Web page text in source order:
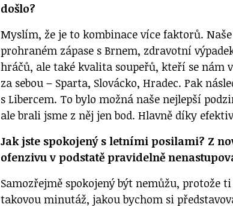
došlo?
Myslím, že je to kombinace více faktorů.
prohraném zápase s Brnem, zdravotní
hráčů, ale také kvalita soupeřů, kteří se nám
za sebou – Sparta, Slovácko, Hradec. Pak
s Libercem. To bylo možná naše nejlepší
ale brali jsme z něj jen bod. Hlavně díky
Jak jste spokojený s letními posilami? Z
ofenzivu v podstatě pravidelně
Samozřejmě spokojený být nemůžu, protože
takovou minutáž, jakou bychom si